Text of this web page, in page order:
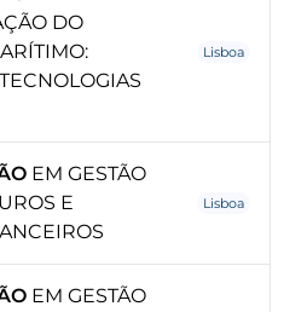
DO
Lisboa
EM GESTÃO
E
Lisboa
EM GESTÃO